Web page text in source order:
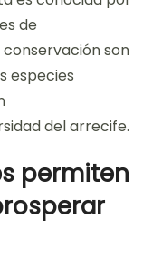
de
son
especies
del arrecife.
permiten